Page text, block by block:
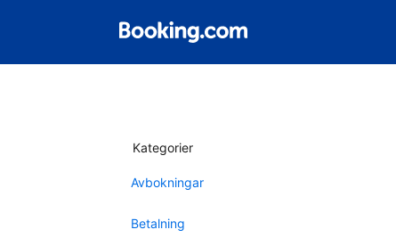
Kategorier
Avbokningar
Betalning